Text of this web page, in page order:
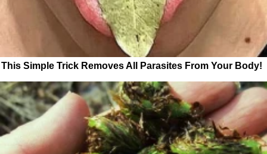
This Simple Trick Removes All Parasites From Your Body!